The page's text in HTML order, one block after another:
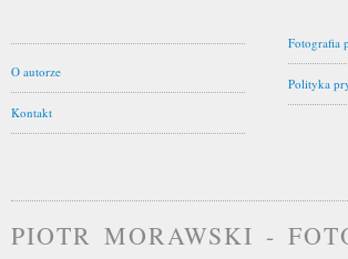
O autorze
Kontakt
Fotografia
Polityka
PIOTR MORAWSKI -